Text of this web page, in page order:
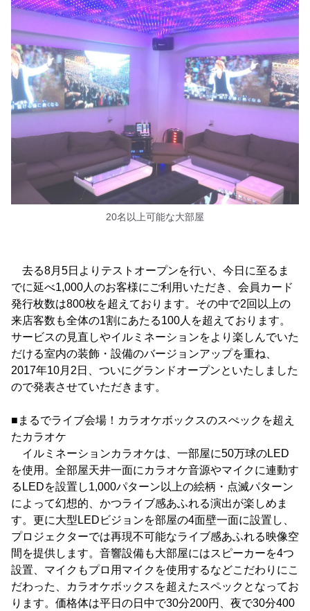
20名以上可能な大部屋
去る8月5日よりテストオープンを行い、今日に至るま
でに延べ1,000人のお客様にご利用いただき、会員カード
発行枚数は800枚を超えております。その中で2回以上の
来店客数も全体の1割にあたる100人を超えております。
サービスの見直しやイルミネーションをより楽しんでいた
だける室内の装飾・設備のバージョンアップを重ね、
2017年10月2日、ついにグランドオープンといたしました
ので発表させていただきます。
■まるでライブ会場！カラオケボックスのスぺックを超え
たカラオケ
イルミネーションカラオケは、一部屋に50万球のLED
を使用。全部屋天井一面にカラオケ音源やマイクに連動す
るLEDを設置し1,000パターン以上の絵柄・点滅パターン
によって幻想的、かつライブ感あふれる演出が楽しめま
す。更に大型LEDビジョンを部屋の4面壁一面に設置し、
プロジェクターでは再現不可能なライブ感あふれる映像空
間を提供します。音響設備も大部屋にはスピーカーを4つ
設置、マイクもプロ用マイクを使用するなどこだわりにこ
だわった、カラオケボックスを超えたスペックとなってお
ります。価格体は平日の日中で30分200円、夜で30分400